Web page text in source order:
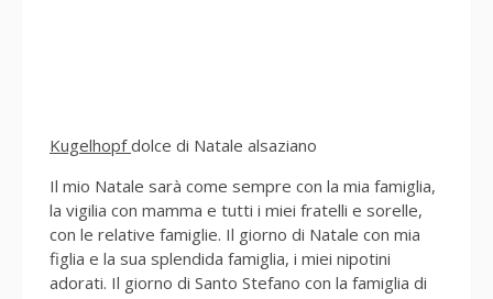
Kugelhopfdolce di Natale alsaziano
Il mio Natale sarà come sempre con la mia famiglia,
la vigilia con mamma e tutti i miei fratelli e sorelle,
con le relative famiglie. Il giorno di Natale con mia
figlia e la sua splendida famiglia, i miei nipotini
adorati. Il giorno di Santo Stefano con la famiglia di